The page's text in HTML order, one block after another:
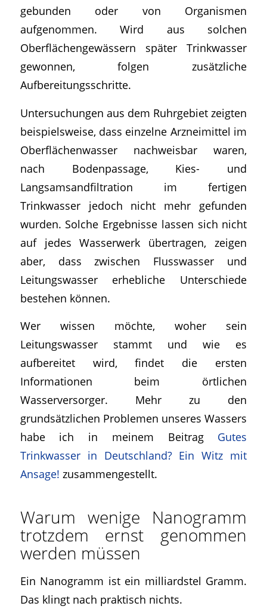
gebunden oder von Organismen
aufgenommen. Wird aus solchen
Oberflächengewässern später Trinkwasser
gewonnen, folgen zusätzliche
Aufbereitungsschritte.
Untersuchungen aus dem Ruhrgebiet zeigten
beispielsweise, dass einzelne Arzneimittel im
Oberflächenwasser nachweisbar waren,
nach Bodenpassage, Kies- und
Langsamsandfiltration im fertigen
Trinkwasser jedoch nicht mehr gefunden
wurden. Solche Ergebnisse lassen sich nicht
auf jedes Wasserwerk übertragen, zeigen
aber, dass zwischen Flusswasser und
Leitungswasser erhebliche Unterschiede
bestehen können.
Wer wissen möchte, woher sein
Leitungswasser stammt und wie es
aufbereitet wird, findet die ersten
Informationen beim örtlichen
Wasserversorger. Mehr zu den
grundsätzlichen Problemen unseres Wassers
habe ich in meinem Beitrag Gutes
Trinkwasser in Deutschland? Ein Witz mit
Ansage! zusammengestellt.
Warum wenige Nanogramm
trotzdem ernst genommen
werden müssen
Ein Nanogramm ist ein milliardstel Gramm.
Das klingt nach praktisch nichts.